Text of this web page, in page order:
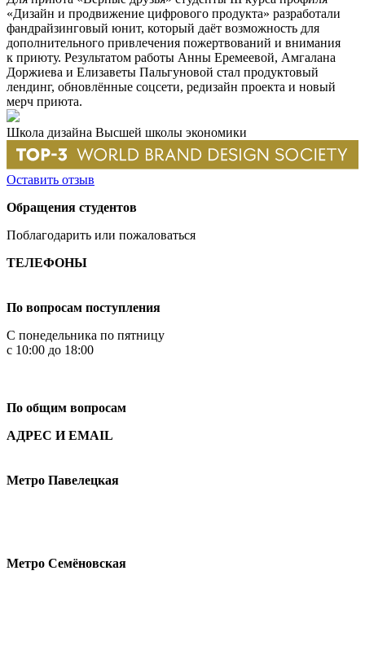
«Дизайн и продвижение цифрового продукта» разработали
фандрайзинговый юнит, который даёт возможность для
дополнительного привлечения пожертвований и внимания
к приюту. Результатом работы Анны Еремеевой, Амгалана
Доржиева и Елизаветы Пальгуновой стал продуктовый
лендинг, обновлённые соцсети, редизайн проекта и новый
мерч приюта.
Школа дизайна Высшей школы экономики
Оставить отзыв
Обращения студентов
Поблагодарить или пожаловаться
ТЕЛЕФОНЫ
По вопросам поступления
С понедельника по пятницу
с 10:00 до 18:00
По общим вопросам
АДРЕС И EMAIL
Метро Павелецкая
Метро Семёновская